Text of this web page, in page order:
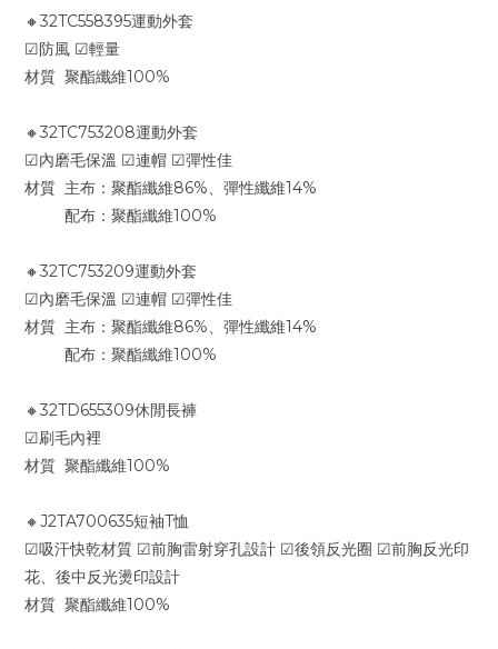
🔸32TC558395運動外套
☑防風 ☑輕量
材質 聚酯纖維100%
🔸32TC753208運動外套
☑內磨毛保溫 ☑連帽 ☑彈性佳
材質 主布：聚酯纖維86%、彈性纖維14%
配布：聚酯纖維100%
🔸32TC753209運動外套
☑內磨毛保溫 ☑連帽 ☑彈性佳
材質 主布：聚酯纖維86%、彈性纖維14%
配布：聚酯纖維100%
🔸32TD655309休閒長褲
☑刷毛內裡
材質 聚酯纖維100%
🔸J2TA700635短袖T恤
☑吸汗快乾材質 ☑前胸雷射穿孔設計 ☑後領反光圈 ☑前胸反光印
花、後中反光燙印設計
材質 聚酯纖維100%